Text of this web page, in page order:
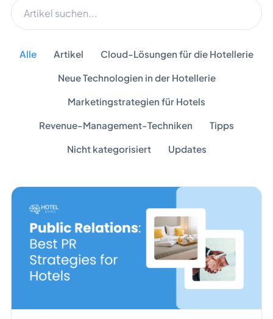
Alle Artikel Cloud-Lösungen für die Hotellerie
Neue Technologien in der Hotellerie
Marketingstrategien für Hotels
Revenue-Management-Techniken Tipps
Nicht kategorisiert Updates